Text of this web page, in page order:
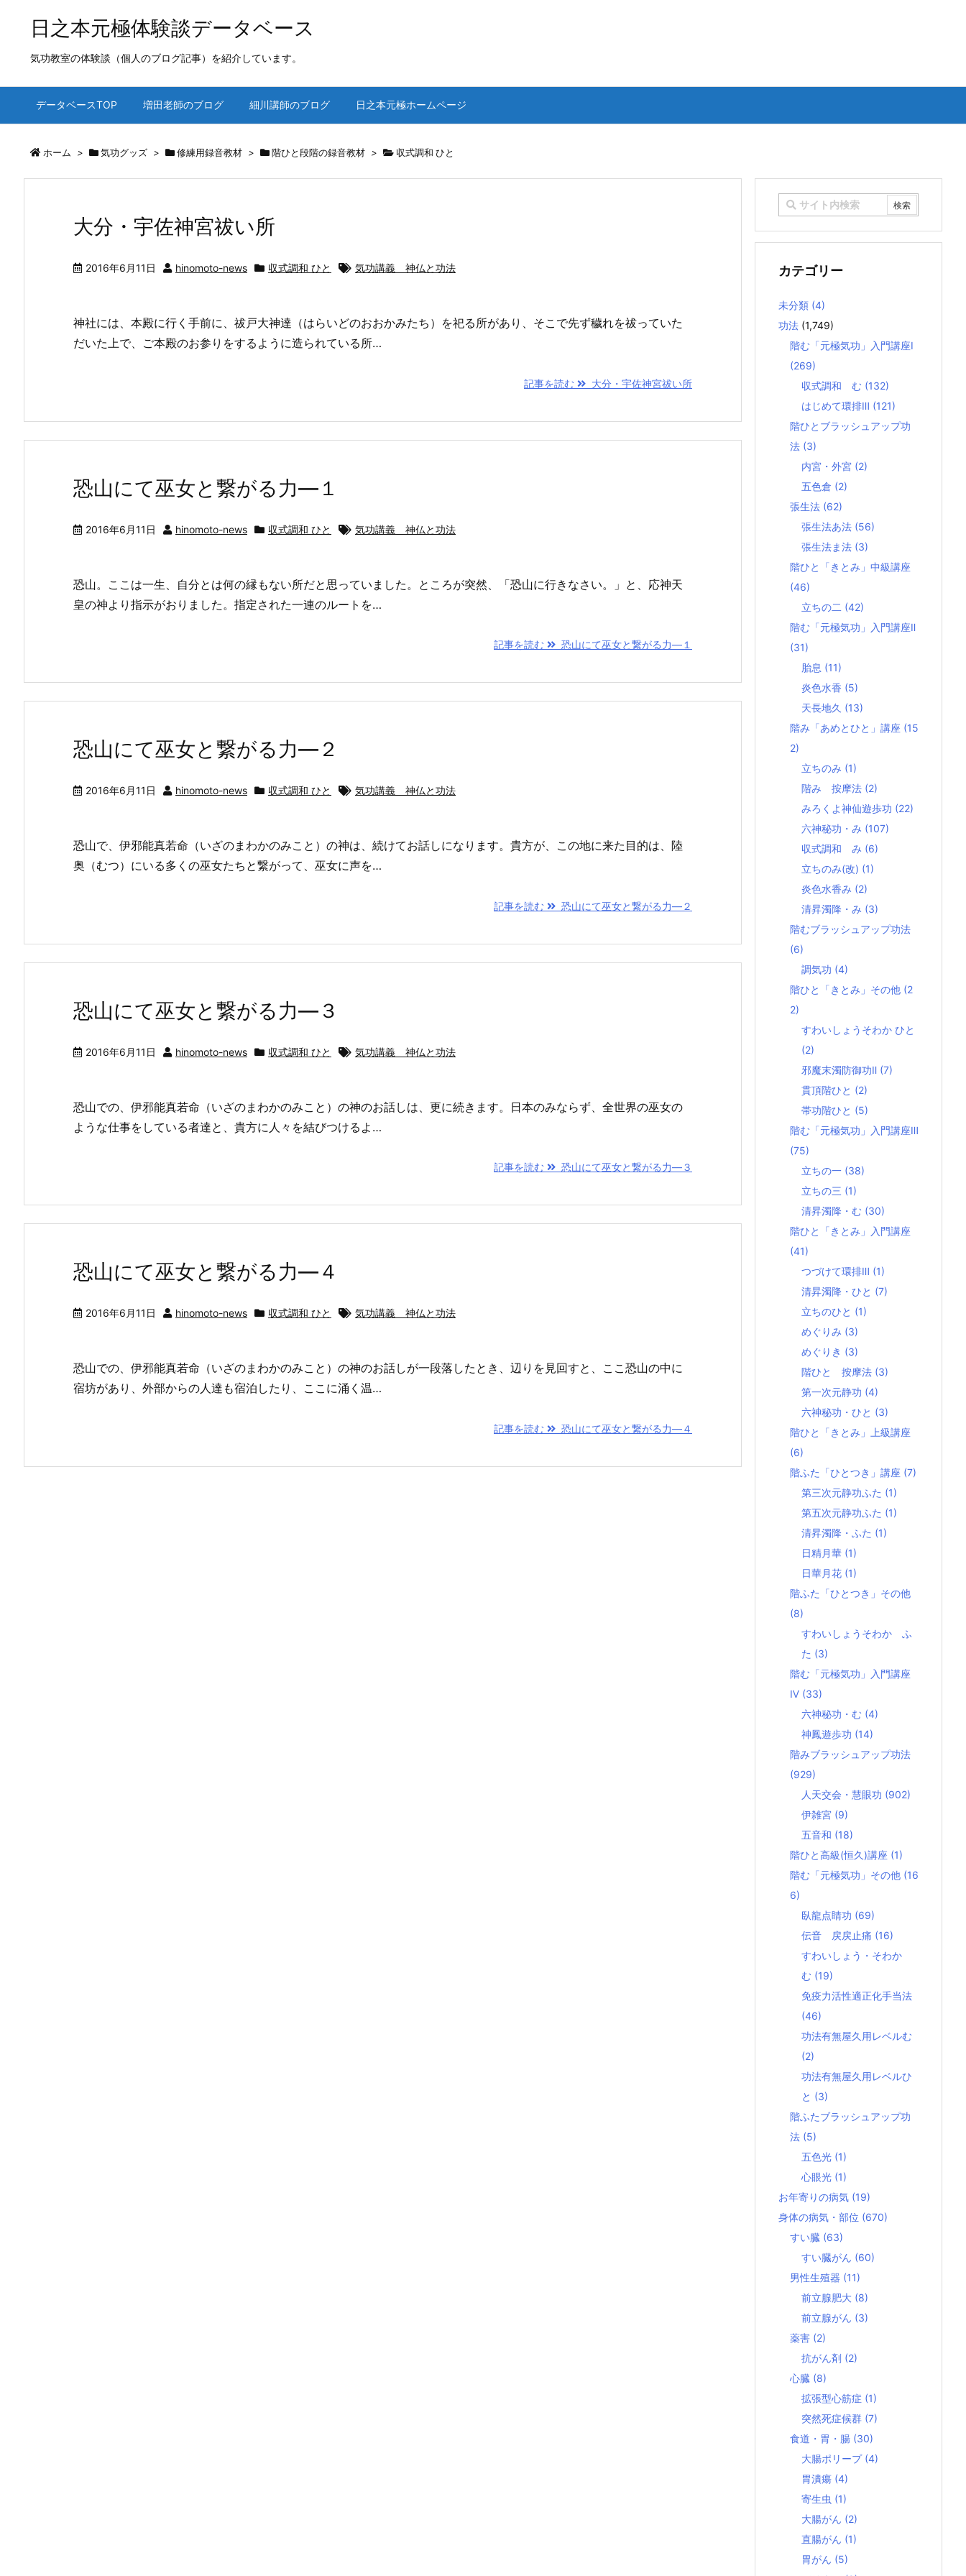
日之本元極体験談データベース
気功教室の体験談（個人のブログ記事）を紹介しています。
データベースTOP 増田老師のブログ 細川講師のブログ 日之本元極ホームページ
ホーム > 気功グッズ > 修練用録音教材 > 階ひと段階の録音教材 > 収式調和 ひと
大分・宇佐神宮祓い所
2016年6月11日 hinomoto-news 収式調和 ひと 気功講義 神仏と功法
神社には、本殿に行く手前に、祓戸大神達（はらいどのおおかみたち）を祀る所があり、そこで先ず穢れを祓っていた
だいた上で、ご本殿のお参りをするように造られている所…
記事を読む 大分・宇佐神宮祓い所
恐山にて巫女と繋がる力―１
2016年6月11日 hinomoto-news 収式調和 ひと 気功講義 神仏と功法
恐山。ここは一生、自分とは何の縁もない所だと思っていました。ところが突然、「恐山に行きなさい。」と、応神天
皇の神より指示がおりました。指定された一連のルートを…
記事を読む 恐山にて巫女と繋がる力―１
恐山にて巫女と繋がる力―２
2016年6月11日 hinomoto-news 収式調和 ひと 気功講義 神仏と功法
恐山で、伊邪能真若命（いざのまわかのみこと）の神は、続けてお話しになります。貴方が、この地に来た目的は、陸
奥（むつ）にいる多くの巫女たちと繋がって、巫女に声を…
記事を読む 恐山にて巫女と繋がる力―２
恐山にて巫女と繋がる力―３
2016年6月11日 hinomoto-news 収式調和 ひと 気功講義 神仏と功法
恐山での、伊邪能真若命（いざのまわかのみこと）の神のお話しは、更に続きます。日本のみならず、全世界の巫女の
ような仕事をしている者達と、貴方に人々を結びつけるよ…
記事を読む 恐山にて巫女と繋がる力―３
恐山にて巫女と繋がる力―４
2016年6月11日 hinomoto-news 収式調和 ひと 気功講義 神仏と功法
恐山での、伊邪能真若命（いざのまわかのみこと）の神のお話しが一段落したとき、辺りを見回すと、ここ恐山の中に
宿坊があり、外部からの人達も宿泊したり、ここに涌く温…
記事を読む 恐山にて巫女と繋がる力―４
カテゴリー
未分類 (4)
功法 (1,749)
階む「元極気功」入門講座Ⅰ
(269)
収式調和 む (132)
はじめて環排Ⅲ (121)
階ひとブラッシュアップ功
法 (3)
内宮・外宮 (2)
五色倉 (2)
張生法 (62)
張生法あ法 (56)
張生法ま法 (3)
階ひと「きとみ」中級講座
(46)
立ちの二 (42)
階む「元極気功」入門講座Ⅱ
(31)
胎息 (11)
炎色水香 (5)
天長地久 (13)
階み「あめとひと」講座 (15
2)
立ちのみ (1)
階み 按摩法 (2)
みろくよ神仙遊歩功 (22)
六神秘功・み (107)
収式調和 み (6)
立ちのみ(改) (1)
炎色水香み (2)
清昇濁降・み (3)
階むブラッシュアップ功法
(6)
調気功 (4)
階ひと「きとみ」その他 (2
2)
すわいしょうそわか ひと
(2)
邪魔末濁防御功Ⅱ (7)
貫頂階ひと (2)
帯功階ひと (5)
階む「元極気功」入門講座Ⅲ
(75)
立ちの一 (38)
立ちの三 (1)
清昇濁降・む (30)
階ひと「きとみ」入門講座
(41)
つづけて環排Ⅲ (1)
清昇濁降・ひと (7)
立ちのひと (1)
めぐりみ (3)
めぐりき (3)
階ひと 按摩法 (3)
第一次元静功 (4)
六神秘功・ひと (3)
階ひと「きとみ」上級講座
(6)
階ふた「ひとつき」講座 (7)
第三次元静功ふた (1)
第五次元静功ふた (1)
清昇濁降・ふた (1)
日精月華 (1)
日華月花 (1)
階ふた「ひとつき」その他
(8)
すわいしょうそわか ふ
た (3)
階む「元極気功」入門講座
Ⅳ (33)
六神秘功・む (4)
神鳳遊歩功 (14)
階みブラッシュアップ功法
(929)
人天交会・慧眼功 (902)
伊雑宮 (9)
五音和 (18)
階ひと高級(恒久)講座 (1)
階む「元極気功」その他 (16
6)
臥龍点睛功 (69)
伝音 戻戻止痛 (16)
すわいしょう・そわか
む (19)
免疫力活性適正化手当法
(46)
功法有無屋久用レベルむ
(2)
功法有無屋久用レベルひ
と (3)
階ふたブラッシュアップ功
法 (5)
五色光 (1)
心眼光 (1)
お年寄りの病気 (19)
身体の病気・部位 (670)
すい臓 (63)
すい臓がん (60)
男性生殖器 (11)
前立腺肥大 (8)
前立腺がん (3)
薬害 (2)
抗がん剤 (2)
心臓 (8)
拡張型心筋症 (1)
突然死症候群 (7)
食道・胃・腸 (30)
大腸ポリープ (4)
胃潰瘍 (4)
寄生虫 (1)
大腸がん (2)
直腸がん (1)
胃がん (5)